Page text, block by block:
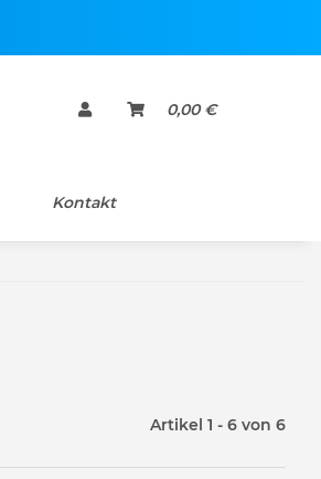
0,00 €
Kontakt
Artikel 1 - 6 von 6